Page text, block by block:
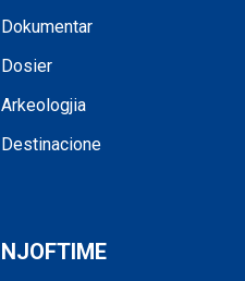
Dokumentar
Dosier
Arkeologjia
Destinacione
NJOFTIME